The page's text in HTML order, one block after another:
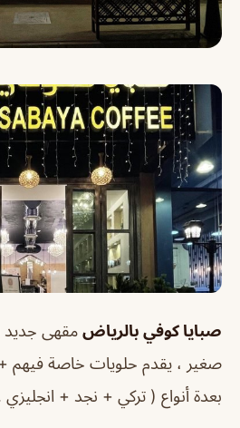
صبايا كوفي بالرياض مقهى جديد
صغير ، يقدم حلويات خاصة
بعدة أنواع ( تركي + نجد +